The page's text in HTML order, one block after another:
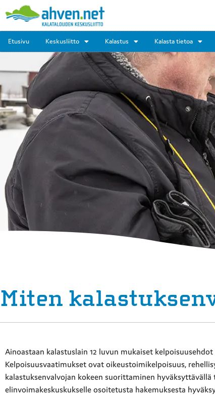
Etusivu Keskusliitto Kalastus Kalasta tietoa
Miten
Ainoastaan kalastuslain 12 luvun mukaiset
Kelpoisuusvaatimukset ovat oikeustoimikelpoisuus,
kalastuksenvalvojan kokeen suorittaminen
elinvoimakeskuskukselle osoitetusta hakemuksesta